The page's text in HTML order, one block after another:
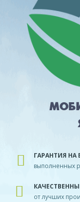
ГАРАНТИЯ НА
выполненных
от лучших